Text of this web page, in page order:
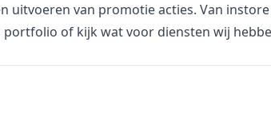
uitvoeren van promotie acties. Van
of kijk wat voor diensten wij